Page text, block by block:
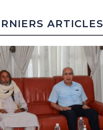
ARTICLES